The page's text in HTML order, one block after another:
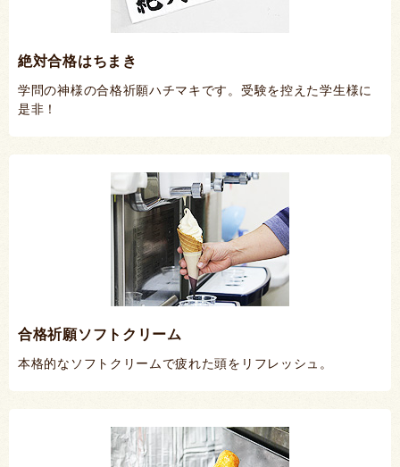
絶対合格はちまき
学問の神様の合格祈願ハチマキです。受験を控えた学生様に
是非！
合格祈願ソフトクリーム
本格的なソフトクリームで疲れた頭をリフレッシュ。